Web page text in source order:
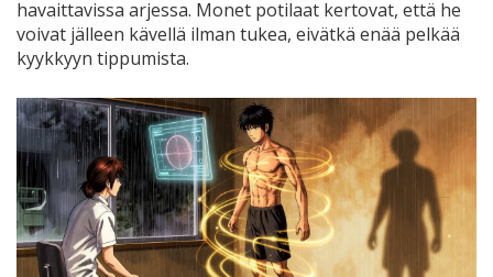
havaittavissa arjessa. Monet potilaat kertovat, että he
voivat jälleen kävellä ilman tukea, eivätkä enää pelkää
kyykkyyn tippumista.